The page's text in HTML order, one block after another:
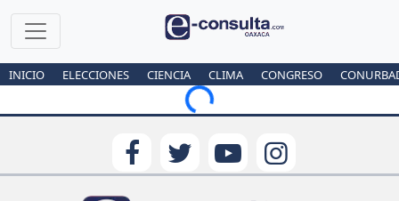
INICIO ELECCIONES CIENCIA CLIMA CONGRESO
Loading...